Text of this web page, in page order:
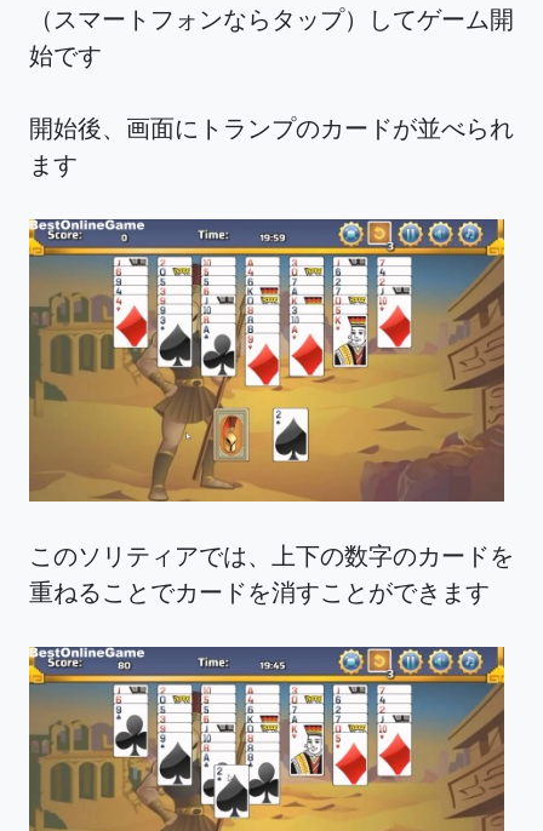
（スマートフォンならタップ）してゲーム開
始です
開始後、画面にトランプのカードが並べられ
ます
このソリティアでは、上下の数字のカードを
重ねることでカードを消すことができます